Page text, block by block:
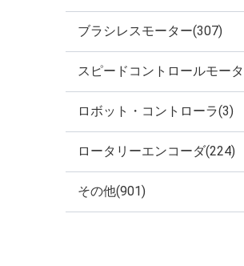
ブラシレスモーター(307)
スピードコントロールモー
ロボット・コントローラ(3)
ロータリーエンコーダ(224)
その他(901)